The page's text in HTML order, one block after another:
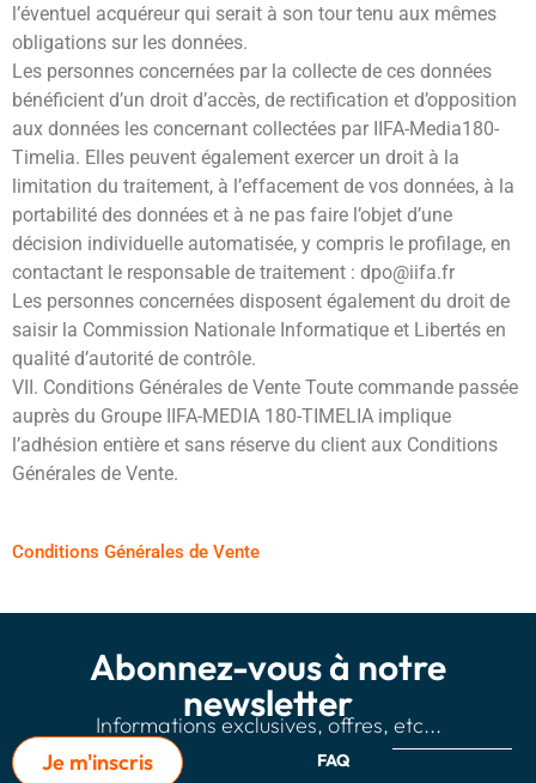
l’éventuel acquéreur qui serait à son tour tenu aux mêmes
obligations sur les données.
Les personnes concernées par la collecte de ces données
bénéficient d’un droit d’accès, de rectification et d’opposition
aux données les concernant collectées par IIFA-Media180-
Timelia. Elles peuvent également exercer un droit à la
limitation du traitement, à l’effacement de vos données, à la
portabilité des données et à ne pas faire l’objet d’une
décision individuelle automatisée, y compris le profilage, en
contactant le responsable de traitement : dpo@iifa.fr
Les personnes concernées disposent également du droit de
saisir la Commission Nationale Informatique et Libertés en
qualité d’autorité de contrôle.
VII. Conditions Générales de Vente Toute commande passée
auprès du Groupe IIFA-MEDIA 180-TIMELIA implique
l’adhésion entière et sans réserve du client aux Conditions
Générales de Vente.
Conditions Générales de Vente
Abonnez-vous à notre
newsletter
Informations exclusives, offres, etc...
Je m'inscris
FAQ